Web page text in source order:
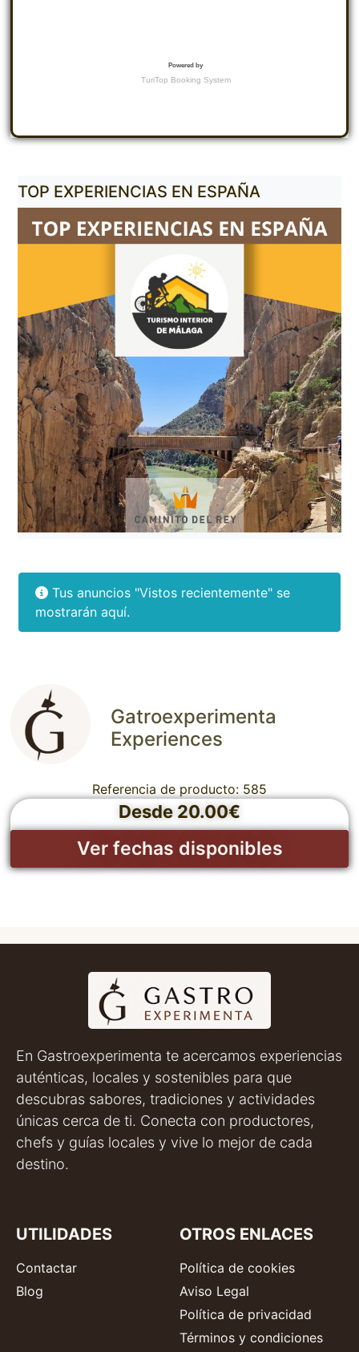
TOP EXPERIENCIAS EN ESPAÑA
Tus anuncios "Vistos recientemente" se
mostrarán aquí.
Desde 20.00€
Ver fechas disponibles
Gatroexperimenta
Experiences
Referencia de producto: 585
En Gastroexperimenta te acercamos experiencias
auténticas, locales y sostenibles para que
descubras sabores, tradiciones y actividades
únicas cerca de ti. Conecta con productores,
chefs y guías locales y vive lo mejor de cada
destino.
UTILIDADES
Contactar
Blog
OTROS ENLACES
Política de cookies
Aviso Legal
Política de privacidad
Términos y condiciones